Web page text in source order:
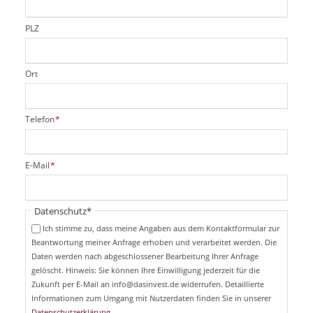
d
PLZ
Ort
P
f
i
c
t
f
Telefon*
P
f
i
E-Mail*
Pflichtfeld
Datenschutz*
Ich stimme zu, dass meine Angaben aus dem Kontaktformular zur
Beantwortung meiner Anfrage erhoben und verarbeitet werden. Die
Daten werden nach abgeschlossener Bearbeitung Ihrer Anfrage
gelöscht. Hinweis: Sie können Ihre Einwilligung jederzeit für die
Zukunft per E-Mail an info@dasinvest.de widerrufen. Detaillierte
Informationen zum Umgang mit Nutzerdaten finden Sie in unserer